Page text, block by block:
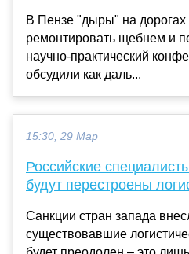
В Пензе "дыры" на дорогах
ремонтировать щебнем и
научно-практический
обсудили как даль...
15:30, 29 Мар
Российские
будут перестроены
Санкции стран запада
существовавшие